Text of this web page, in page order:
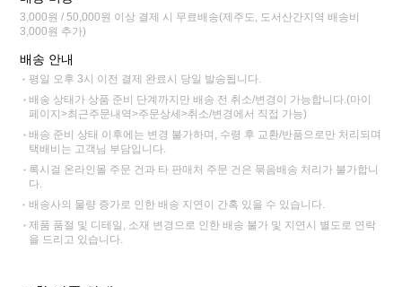
3,000원 / 50,000원 이상 결제 시 무료배송(제주도, 도서산간지역 배송비
3,000원 추가)
배송 안내
평일 오후 3시 이전 결제 완료시 당일 발송됩니다.
배송 상태가 상품 준비 단계까지만 배송 전 취소/변경이 가능합니다.(마이
페이지>최근주문내역>주문상세>취소/변경에서 직접 가능)
배송 준비 상태 이후에는 변경 불가하며, 수령 후 교환/반품으로만 처리되며
택배비는 고객님 부담입니다.
록시걸 온라인몰 주문 건과 타 판매처 주문 건은 묶음배송 처리가 불가합니
다.
배송사의 물량 증가로 인한 배송 지연이 간혹 있을 수 있습니다.
제품 품절 및 디테일, 소재 변경으로 인한 배송 불가 및 지연시 별도로 연락
을 드리고 있습니다.